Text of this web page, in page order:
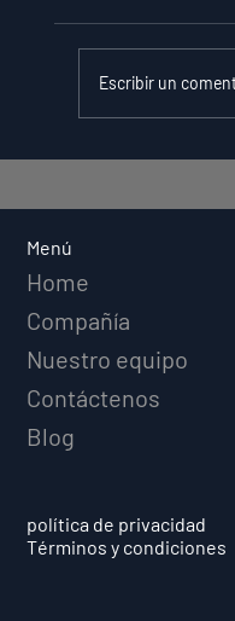
Manual
Escribir un
Menú
Home
Compañía
Nuestro equipo
Contáctenos
Blog
política de privacidad
Términos y condiciones